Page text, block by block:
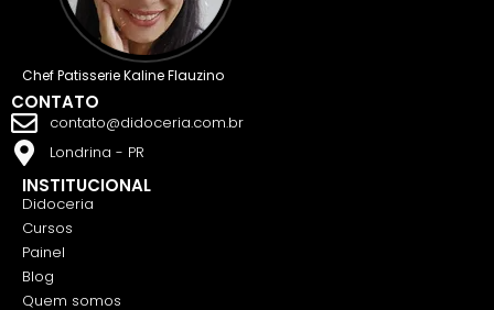
Chef Patisserie Kaline Flauzino
CONTATO
contato@didoceria.com.br
Londrina - PR
INSTITUCIONAL
Didoceria
Cursos
Painel
Blog
Quem somos